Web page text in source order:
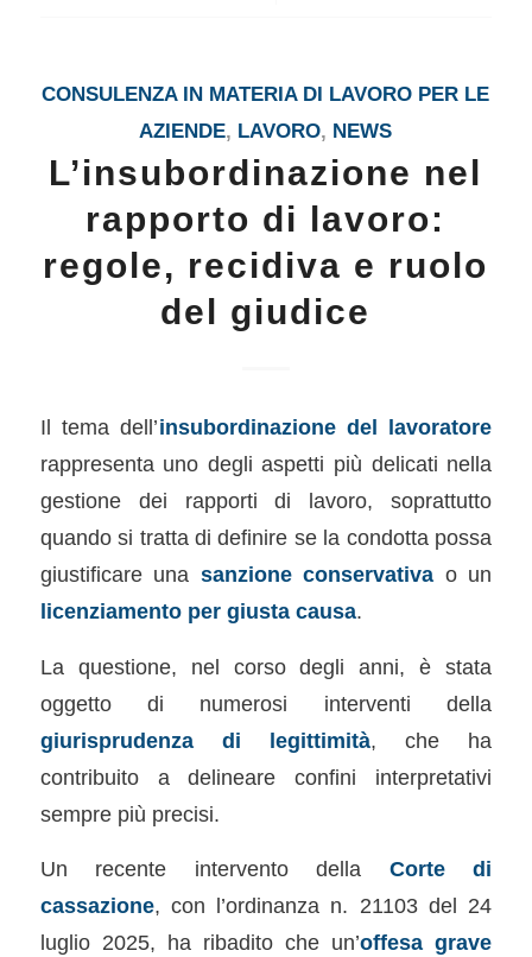
CONSULENZA IN MATERIA DI LAVORO PER LE
AZIENDE, LAVORO, NEWS
L’insubordinazione nel
rapporto di lavoro:
regole, recidiva e ruolo
del giudice
Il tema dell’insubordinazione del lavoratore
rappresenta uno degli aspetti più delicati nella
gestione dei rapporti di lavoro, soprattutto
quando si tratta di definire se la condotta possa
giustificare una sanzione conservativa o un
licenziamento per giusta causa.
La questione, nel corso degli anni, è stata
oggetto di numerosi interventi della
giurisprudenza di legittimità, che ha
contribuito a delineare confini interpretativi
sempre più precisi.
Un recente intervento della Corte di
cassazione, con l’ordinanza n. 21103 del 24
luglio 2025, ha ribadito che un’offesa grave